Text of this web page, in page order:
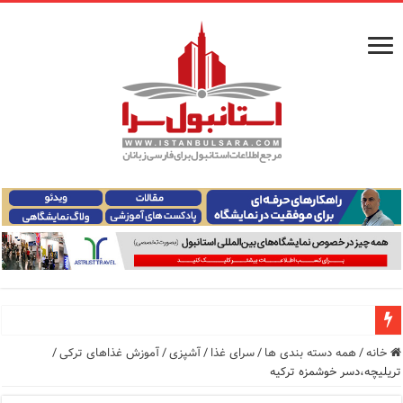
راهنمای فرودگاه‌های استانبول (فاصله و هزینه حمل و نقل
خانه/همه دسته بندی ها /سرای غذا /آشپزی/آموزش غذاهای ترکی/
تریلیچه،دسر خوشمزه ترکیه